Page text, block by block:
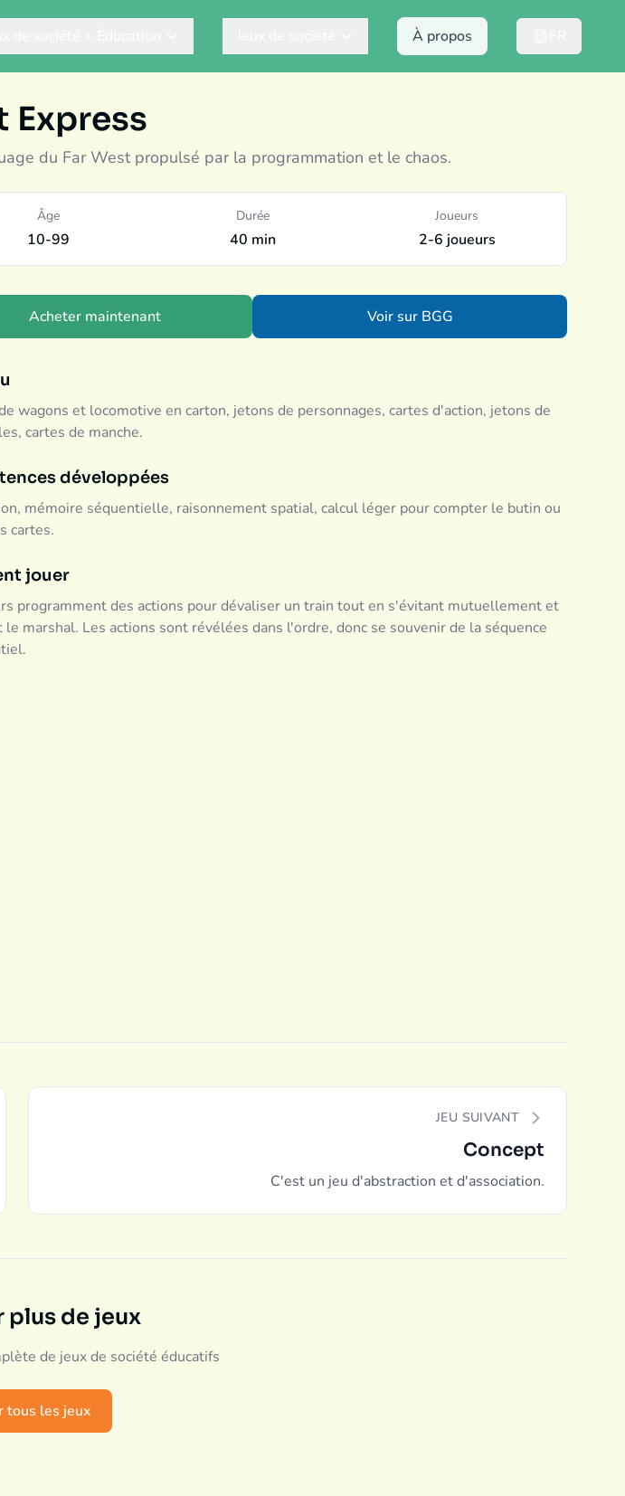
À propos
Express
du Far West propulsé par la programmation et le chaos.
Âge
10-99
Durée
40 min
Joueurs
2-6 joueurs
Acheter maintenant Voir sur BGG
wagons et locomotive en carton, jetons de personnages, cartes d'action, jetons de
cartes de manche.
développées
mémoire séquentielle, raisonnement spatial, calcul léger pour compter le butin ou
cartes.
jouer
programment des actions pour dévaliser un train tout en s'évitant mutuellement et
le marshal. Les actions sont révélées dans l'ordre, donc se souvenir de la séquence
JEU SUIVANT
Concept
C'est un jeu d'abstraction et d'association.
plus de jeux
de jeux de société éducatifs
tous les jeux